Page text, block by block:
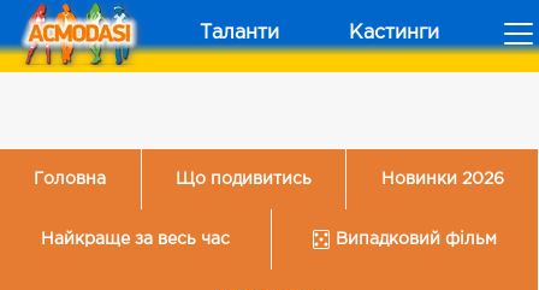
Таланти Кастинги
Головна Що подивитись Новинки 2026
Найкраще за весь час Випадковий фільм